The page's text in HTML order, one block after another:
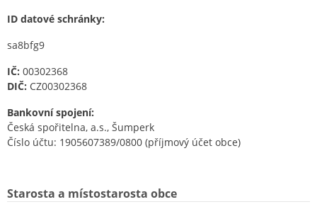
ID datové schránky:
sa8bfg9
IČ: 00302368
DIČ: CZ00302368
Bankovní spojení:
Česká spořitelna, a.s., Šumperk
Číslo účtu: 1905607389/0800 (příjmový účet obce)
Starosta a místostarosta obce